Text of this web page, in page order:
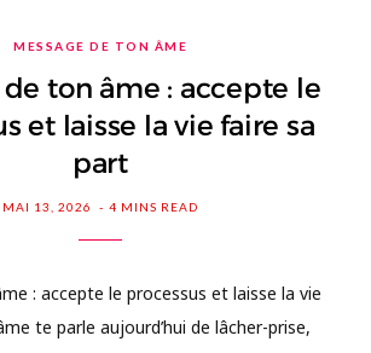
MESSAGE DE TON ÂME
de ton âme : accepte le
et laisse la vie faire sa
part
MAI 13, 2026 4 MINS READ
: accepte le processus et laisse la vie
te parle aujourd’hui de lâcher-prise,